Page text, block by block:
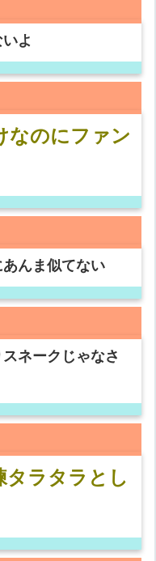
よ
なのにファン
んま似てない
ネークじゃなさ
タラタラとし